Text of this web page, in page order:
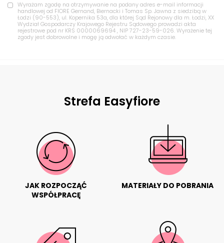
Wyrażam zgodę na otrzymywanie na podany adres e-mail informacji
handlowej od FIORE Gernand, Biernacki i Tomas Sp. Jawna z siedzibą w
Łodzi (90-553), ul. Kopernika 53a, dla której Sąd Rejonowy dla m. Łodzi, XX
Wydział Gospodarczy Krajowego Rejestru Sądowego prowadzi akta
rejestrowe pod nr KRS 0000069694 , NIP 727-23-59-026. Wyrażenie tej
zgody jest dobrowolne i mogę ją odwołać w każdym czasie.
Strefa Easyfiore
JAK ROZPOCZĄĆ
WSPÓŁPRACĘ
MATERIAŁY DO POBRANIA